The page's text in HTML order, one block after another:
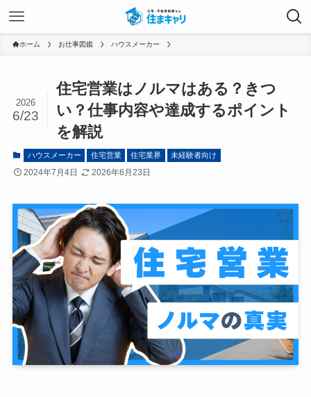
ホーム お仕事図鑑 ハウスメーカー
住宅営業はノルマはある？きつ
い？仕事内容や達成するポイント
を解説
2026
6/23
ハウスメーカー 住宅営業 住宅業界 未経験者向け
2024年7月4日 2026年6月23日